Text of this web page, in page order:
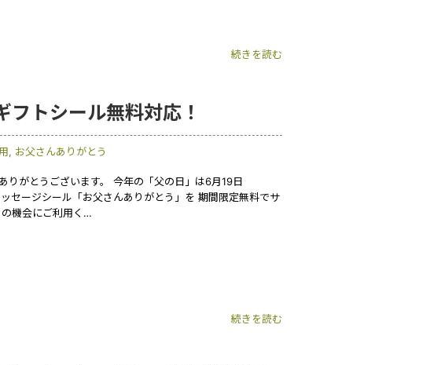
続きを読む
フトシール無料対応！
, お父さんありがとう
りがとうございます。 今年の「父の日」は6月19日
セージシール「お父さんありがとう」を 期間限定無料でサ
機会にご利用く…
続きを読む